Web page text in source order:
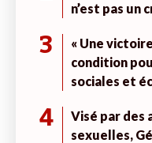
n’est pas un
3
« Une
condition
sociales et
4
Visé par des
sexuelles,